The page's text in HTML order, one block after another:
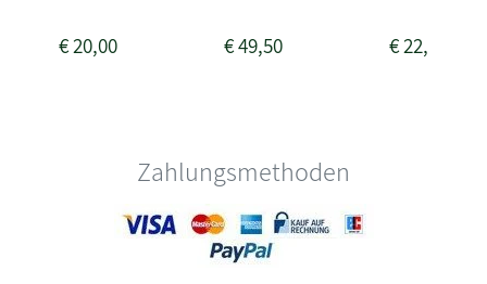
€20,00 €49,50 €22,00
Zahlungsmethoden